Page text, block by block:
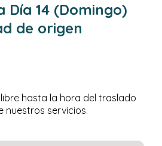
Día 14 (Domingo)
de origen
hasta la hora del traslado
nuestros servicios.